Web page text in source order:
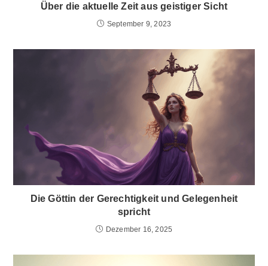
Über die aktuelle Zeit aus geistiger Sicht
September 9, 2023
Die Göttin der Gerechtigkeit und Gelegenheit
spricht
Dezember 16, 2025